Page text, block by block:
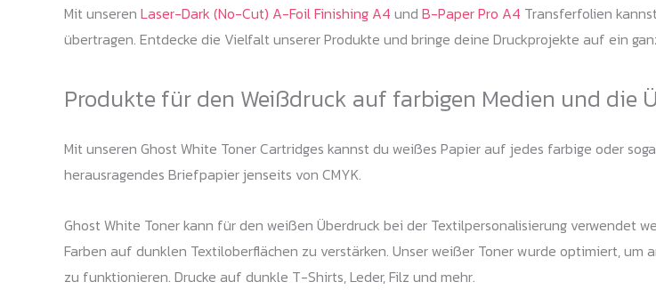
Mit unseren Laser-Dark (No-Cut) A-Foil Finishing A4 und B-Paper Pro A4 Transferfolien
übertragen. Entdecke die Vielfalt unserer Produkte und bringe deine Druckprojekte auf ein
Produkte für den Weißdruck auf farbigen Medien und die
Mit unseren Ghost White Toner Cartridges kannst du weißes Papier auf jedes farbige oder
herausragendes Briefpapier jenseits von CMYK.
Ghost White Toner kann für den weißen Überdruck bei der Textilpersonalisierung verwendet
Farben auf dunklen Textiloberflächen zu verstärken. Unser weißer Toner wurde optimiert, um
zu funktionieren. Drucke auf dunkle T-Shirts, Leder, Filz und mehr.